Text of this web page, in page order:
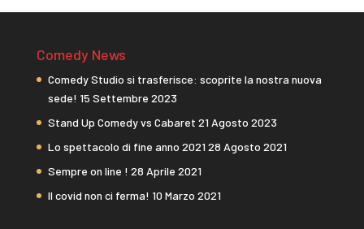
Comedy News
Comedy Studio si trasferisce: scoprite la nostra nuova
sede! 15 Settembre 2023
Stand Up Comedy vs Cabaret 21 Agosto 2023
Lo spettacolo di fine anno 2021 28 Agosto 2021
Sempre on line ! 28 Aprile 2021
Il covid non ci ferma! 10 Marzo 2021